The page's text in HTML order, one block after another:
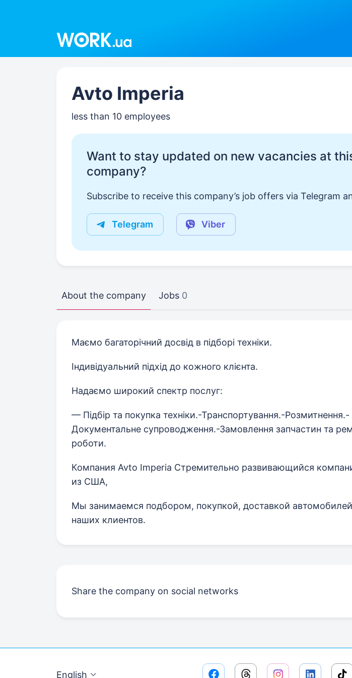
Avto Imperia
less than 10 employees
Want to stay updated on new vacancies at
company?
Subscribe to receive this company’s job offers via Telegram
Telegram Viber
About the company Jobs 0
Маємо багаторічний досвід в підборі техніки.
Індивідуальний підхід до кожного клієнта.
Надаємо широкий спектр послуг:
— Підбір та покупка техніки.-Транспортування.-Розмитнення.-
Документальне супроводження.-Замовлення запчастин та
роботи.
Компания Avto Imperia Стремительно развивающийся
из США,
Мы занимаемся подбором, покупкой, доставкой
наших клиентов.
Share the company on social networks
English